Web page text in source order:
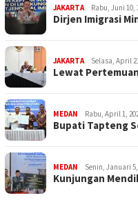
JAKARTA Rabu, Juni 10,
Dirjen Imigrasi
JAKARTA Selasa, April
Lewat
MEDAN Rabu, April 1,
Bupati Tapteng
MEDAN Senin, Januari
Kunjungan